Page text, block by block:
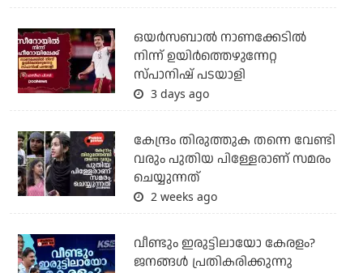
ഒയര്‍സബാൽ നാണക്കേടിൽ
നിന്ന് ഉയിർത്തെഴുന്നേറ്റ
സ്പാനിഷ് പടയാളി
3 days ago
കേന്ദ്രം തിരുത്തുക തന്നെ വേണ്ടി
വരും പുതിയ പിള്ളേരാണ് സമരം
ചെയ്യുന്നത്
2 weeks ago
വീണ്ടും ഇരുട്ടിലായോ കേരളം?
ജനങ്ങൾ പ്രതികരിക്കുന്നു